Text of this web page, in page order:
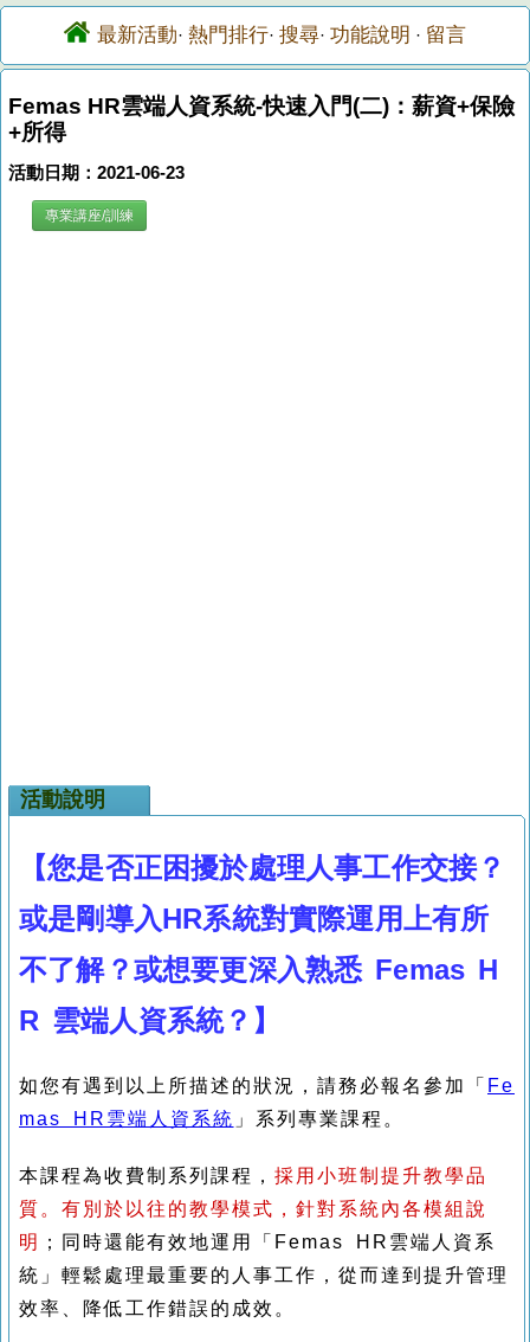
最新活動· 熱門排行· 搜尋· 功能說明 · 留言
Femas HR雲端人資系統-快速入門(二)：薪資+保險
+所得
活動日期：2021-06-23
專業講座/訓練
活動說明
【您是否正困擾於處理人事工作交接？
或是剛導入HR系統對實際運用上有所
不了解？或想要更深入熟悉 Femas H
R 雲端人資系統？】
如您有遇到以上所描述的狀況，請務必報名參加「 Fe
mas HR雲端人資系統 」系列專業課程。
本課程為收費制系列課程， 採用小班制提升教學品
質。有別於以往的教學模式，針對系統內各模組說
明
；同時還能有效地運用「Femas HR雲端人資系
統」輕鬆處理最重要的人事工作，從而達到提升管理
效率、降低工作錯誤的成效。